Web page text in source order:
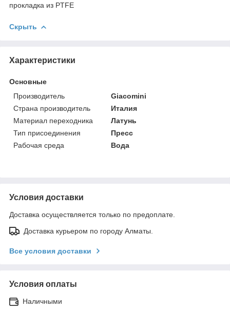
прокладка из PTFE
Скрыть
Характеристики
Основные
Производитель
Giacomini
Страна производитель
Италия
Материал переходника
Латунь
Тип присоединения
Пресс
Рабочая среда
Вода
Условия доставки
Доставка осуществляется только по предоплате.
Доставка курьером по городу Алматы.
Все условия доставки
Условия оплаты
Наличными